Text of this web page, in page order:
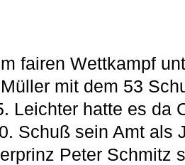
fairen Wettkampf
mit dem 53
Leichter hatte es da
Schuß sein Amt als
prinz Peter Schmitz